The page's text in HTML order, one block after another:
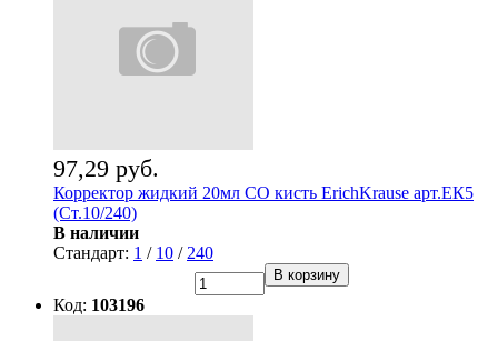
97,29 руб.
Корректор жидкий 20мл СО кисть ErichKrause арт.ЕК5
(Ст.10/240)
В наличии
Стандарт: 1 / 10 /240
В корзину
Код: 103196